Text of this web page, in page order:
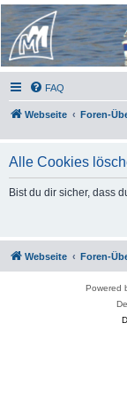
Micro Magic
Deutschland
FAQ
Webseite Foren-
Alle Cookies
Bist du dir sicher, dass
Webseite Foren-
Powered